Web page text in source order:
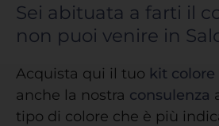
Sei abituata a farti il
non puoi venire in
Acquista qui il tuo kit colore
anche la nostra consulenza
tipo di colore che è più